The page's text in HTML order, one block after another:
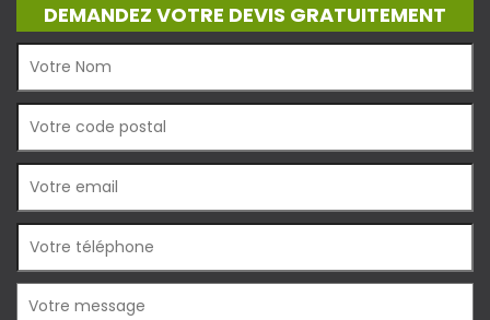
DEMANDEZ VOTRE DEVIS GRATUITEMENT